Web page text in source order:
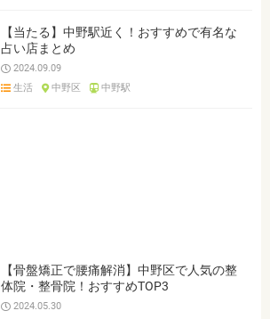
【当たる】中野駅近く！おすすめで有名な
占い店まとめ
2024.09.09
生活
中野区 中野駅
【骨盤矯正で腰痛解消】中野区で人気の整
体院・整骨院！おすすめTOP3
2024.05.30